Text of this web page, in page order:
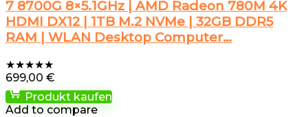
7 8700G 8×5.1GHz | AMD Radeon 780M 4K
HDMI DX12 | 1TB M.2 NVMe | 32GB DDR5
RAM | WLAN Desktop Computer…
★★★★★
699,00 €
Produkt kaufen
Add to compare